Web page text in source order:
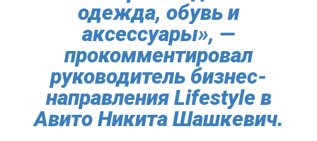
одежда, обувь и
аксессуары», —
прокомментировал
руководитель бизнес-
направления Lifestyle в
Авито Никита Шашкевич.